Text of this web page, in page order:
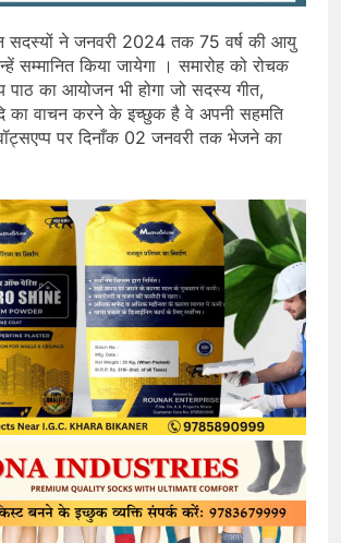
सदस्यों ने जनवरी 2024 तक 75 वर्ष की आयु
सम्मानित किया जायेगा । समारोह को रोचक
पाठ का आयोजन भी होगा जो सदस्य गीत,
का वाचन करने के इच्छुक है वे अपनी सहमति
पर दिनाँक 02 जनवरी तक भेजने का